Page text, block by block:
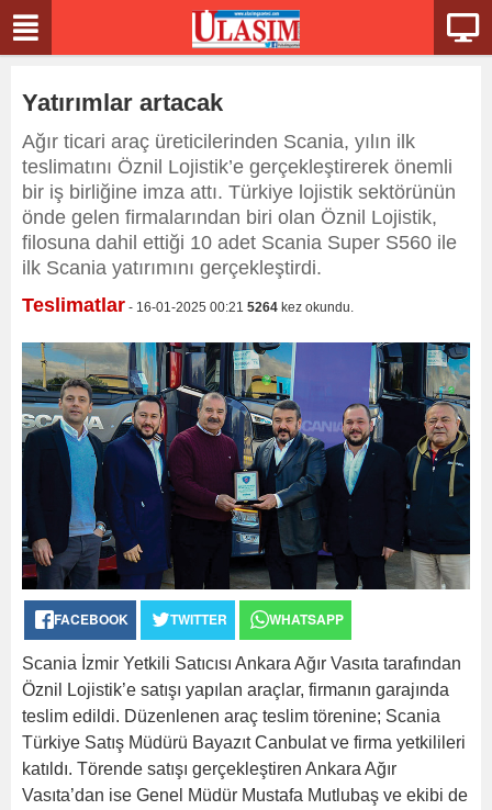
Yatırımlar artacak
Ağır ticari araç üreticilerinden Scania, yılın ilk
teslimatını Öznil Lojistik’e gerçekleştirerek önemli
bir iş birliğine imza attı. Türkiye lojistik sektörünün
önde gelen firmalarından biri olan Öznil Lojistik,
filosuna dahil ettiği 10 adet Scania Super S560 ile
ilk Scania yatırımını gerçekleştirdi.
Teslimatlar - 16-01-2025 00:21 5264 kez okundu.
FACEBOOK TWITTER WHATSAPP
Scania İzmir Yetkili Satıcısı Ankara Ağır Vasıta tarafından
Öznil Lojistik’e satışı yapılan araçlar, firmanın garajında
teslim edildi. Düzenlenen araç teslim törenine; Scania
Türkiye Satış Müdürü Bayazıt Canbulat ve firma yetkilileri
katıldı. Törende satışı gerçekleştiren Ankara Ağır
Vasıta’dan ise Genel Müdür Mustafa Mutlubaş ve ekibi de